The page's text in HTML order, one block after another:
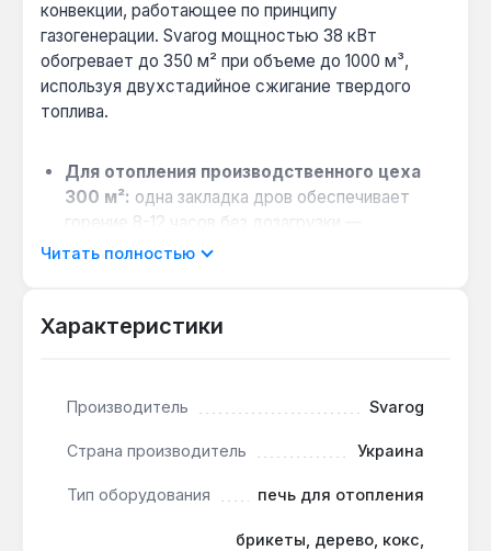
конвекции, работающее по принципу
газогенерации. Svarog мощностью 38 кВт
обогревает до 350 м² при объеме до 1000 м³,
используя двухстадийное сжигание твердого
топлива.
Для отопления производственного цеха
300 м²: одна закладка дров обеспечивает
горение 8-12 часов без дозагрузки —
достаточно для рабочей смены.
газы, увеличивая теплосъем с каждого
На топливе из отходов деревообработки:
угле и коксе — подходит для предприятий с
доступом к дешевым отходам.
конвекционные трубы нагревают воздух до
Читать полностью
Характеристики
Производитель Svarog
Страна производитель Украина
Тип оборудования печь для отопления
брикеты, дерево, кокс,